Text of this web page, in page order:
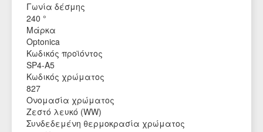
Γωνία δέσμης
240 °
Μάρκα
Optonica
Κωδικός προϊόντος
SP4-A5
Κωδικός χρώματος
827
Ονομασία χρώματος
Ζεστό λευκό (WW)
Συνδεδεμένη θερμοκρασία χρώματος